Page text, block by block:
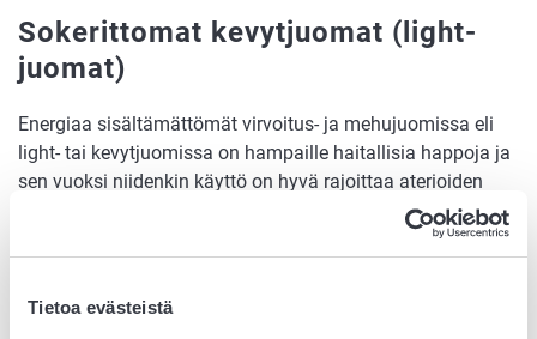
Tietoa evästeistä
Sokerittomat kevytjuomat (light-
juomat)
Energiaa sisältämättömät virvoitus- ja mehujuomissa eli
light- tai kevytjuomissa on hampaille haitallisia happoja ja
sen vuoksi niidenkin käyttö on hyvä rajoittaa aterioiden
yhteyteen. Ne sisältävät myös lisäaineita samoin kuin
kofeiiniherkille, raskaana oleville eikä alle 15-vuotiaille.